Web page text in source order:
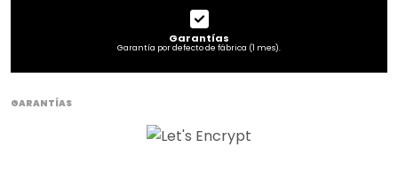
Garantías
Garantía por defecto de fábrica (1 mes).
GARANTÍAS